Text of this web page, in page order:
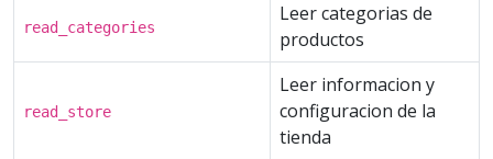
read_categories
Leer categorias de
productos
read_store
Leer informacion y
configuracion de la
tienda